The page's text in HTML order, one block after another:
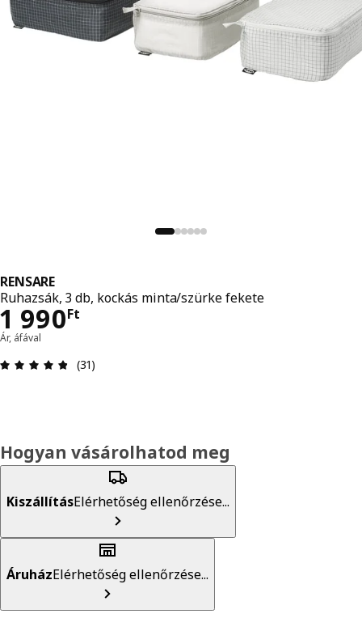
RENSARE
Ruhazsák, 3 db, kockás minta/szürke fekete
1 990Ft
Ár 1990Ft
Ár, áfával
Értékelés: 4.8 / 5 csillagok. Összes vélemény: 31
(31)
Hogyan vásárolhatod meg
KiszállításElérhetőség ellenőrzése...
ÁruházElérhetőség ellenőrzése...